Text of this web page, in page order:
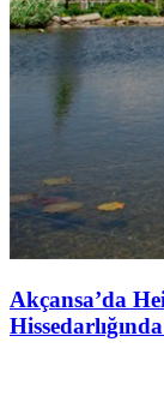
Akçansa’da